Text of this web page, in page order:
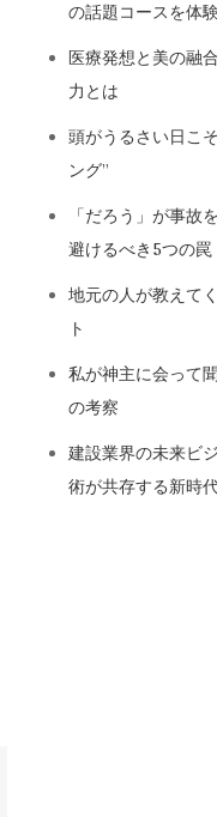
の話題コースを体
医療発想と美の融
力とは
頭がうるさい日こ
ング”
「だろう」が事故
避けるべき5つの罠
地元の人が教えて
ト
私が神主に会って
の考察
建設業界の未来ビ
術が共存する新時